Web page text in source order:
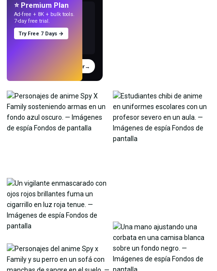
Probar→
⭐ Premium Plan
Ad-free + 8K + bulk tools.
7-day free trial.
Try Free 7 Days →